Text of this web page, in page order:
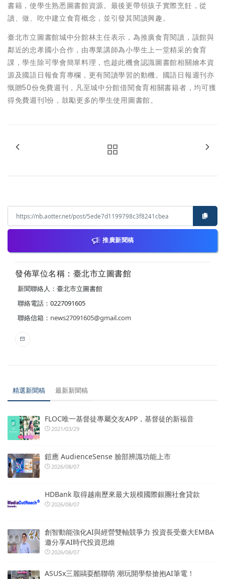
書籍，使學生熟悉圖書館資源。最後更帶領孩子實際烹飪，從
讀、做、吃中建立食育概念，並引發其閱讀興趣。
臺北市立圖書館城中分館林主任表示，為推廣食育閱讀，該館與
鄰近的忠孝國小合作，由專業講師為小學生上一堂精采的食育
課，學生除可學會簡單料理，也趁此機會認識圖書館相關繪本資
源及國語日報食育專欄，更有閱讀學習的動機。國語日報週刊亦
慨贈50份免費週刊，凡至城中分館借閱食育相關書籍者，均可獲
得免費週刊1份，鼓勵更多的學生使用圖書館。
推廣新聞稿
發佈單位名稱：臺北市立圖書館
新聞聯絡人：臺北市立圖書館
聯絡電話：0227091605
聯絡信箱： news27091605@gmail.com
精選新聞稿 最新新聞稿
FLOC唯一基督徒專屬交友APP，基督徒的新福音
2021/03/29
鎧應 AudienceSense 臉部辨識功能上市
2026/08/07
HDBank 取得越南歷來最大規模國際銀團社會貸款
2026/08/07
創智動能強化AI與經營雙軸競爭力 投資長受臺大EMBA
邀分享AI時代投資思維
2026/08/07
ASUSx三麗鷗耍酷聯萌 潮玩開學祭搶抱AI筆電！